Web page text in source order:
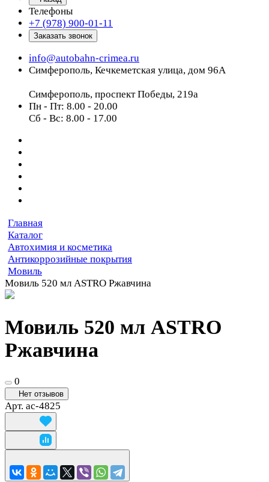
Телефоны
+7 (978) 900-01-11
Заказать звонок
info@autobahn-crimea.ru
Симферополь, Кечкеметская улица, дом 96А
Симферополь, проспект Победы, 219а
Пн - Пт: 8.00 - 20.00
Сб - Вс: 8.00 - 17.00
Главная
Каталог
Автохимия и косметика
Антикоррозийные покрытия
Мовиль
Мовиль 520 мл ASTRO Ржавчина
Мовиль 520 мл ASTRO
Ржавчина
0
Нет отзывов
Арт. ac-4825